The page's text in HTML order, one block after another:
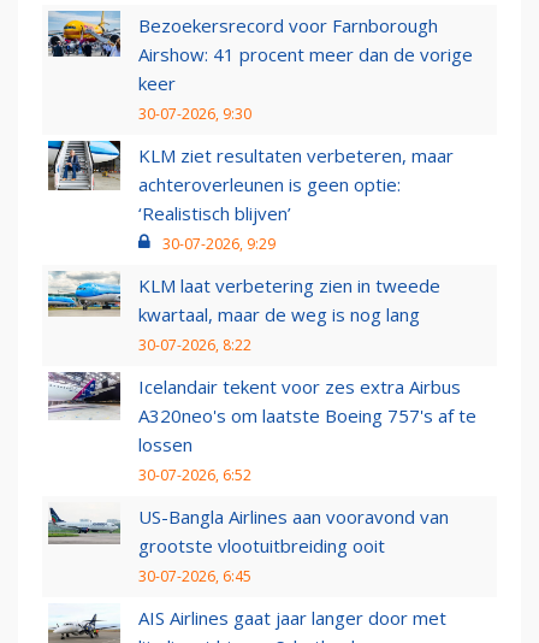
Bezoekersrecord voor Farnborough
Airshow: 41 procent meer dan de vorige
keer
30-07-2026, 9:30
KLM ziet resultaten verbeteren, maar
achteroverleunen is geen optie:
‘Realistisch blijven’
30-07-2026, 9:29
KLM laat verbetering zien in tweede
kwartaal, maar de weg is nog lang
30-07-2026, 8:22
Icelandair tekent voor zes extra Airbus
A320neo's om laatste Boeing 757's af te
lossen
30-07-2026, 6:52
US-Bangla Airlines aan vooravond van
grootste vlootuitbreiding ooit
30-07-2026, 6:45
AIS Airlines gaat jaar langer door met